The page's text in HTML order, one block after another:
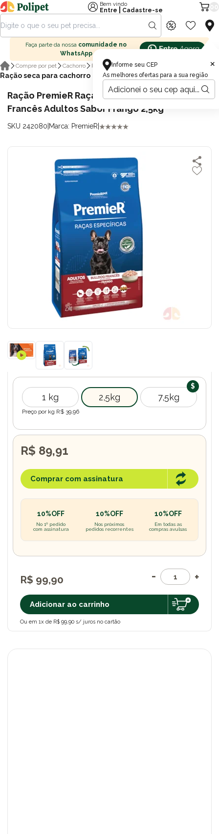
Informe seu CEP
As melhores ofertas para a sua região
×
Bem vindo
Entre
Cadastre-se
Faça parte da nossa comunidade no
WhatsApp
Compre por pet
Cachorro Ração para cachorro
Ração seca para cachorro
Ração PremieR Raças Específicas Bulldog
Francês Adultos Sabor Frango 2,5kg
SKU 242080 Marca: PremieR
1 kg 2,5kg 7,5kg
Preço por kg R$ 39,96
R$ 99,90
Adicionar ao carrinho
Ou em 1x de R$ 99,90 s/ juros no cartão
R$ 89,91
Comprar com assinatura
10%OFF
No 1º pedido
com assinatura
10%OFF
Nos próximos
pedidos recorrentes
10%OFF
Em todas as
compras avulsas